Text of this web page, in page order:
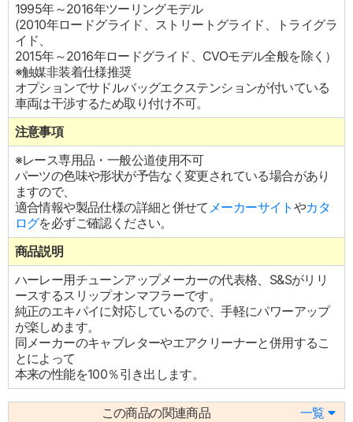
1995年～2016年ツーリングモデル
(2010年ロードグライド、ストリートグライド、トライグラ
イド、
2015年～2016年ロードグライド、CVOモデル全般を除く）
※触媒非装着仕様推奨
オプションでサドルバッグエクステンションが付いている
車両は干渉するため取り付け不可。
注意事項
※レース専用品・一般公道使用不可
パーツの色味や形状が予告なく変更されている場合があり
ますので、
適合情報や製品仕様の詳細と併せて メーカーサイト やカタ
ログを必ずご確認ください。
商品説明
ハーレー用チューンアップメーカーの代表格、S&Sがリリ
ースするスリップオンマフラーです。
純正のエキパイに対応しているので、手軽にパワーアップ
が楽しめます。
同メーカーのキャブレターやエアクリーナーと併用するこ
とによって
本来の性能を100％引き出します。
この商品の関連商品 一覧